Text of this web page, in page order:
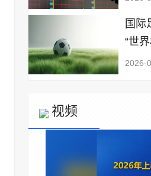
国际
“世
2026-
视频